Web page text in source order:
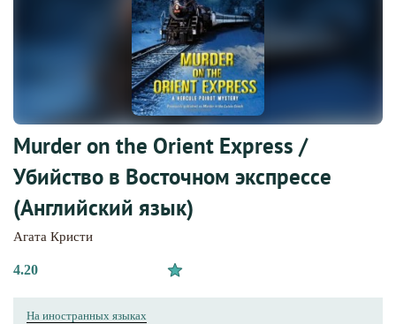
Murder on the Orient Express /
Убийство в Восточном экспрессе
(Английский язык)
Агата Кристи
4.20
На иностранных языках